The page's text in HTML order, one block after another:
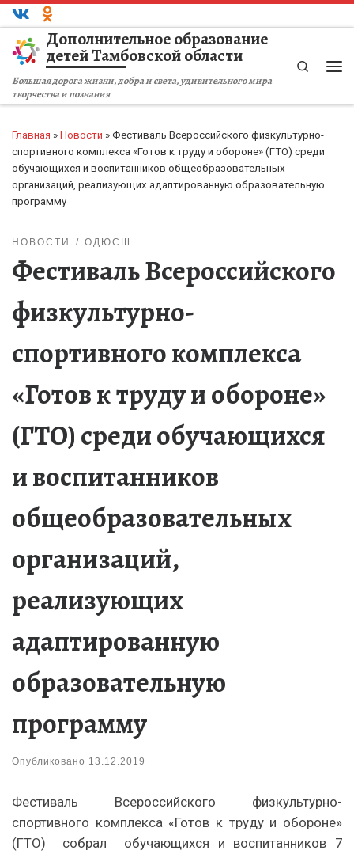
Перейти к содержимому
Дополнительное образование
детей Тамбовской области
Большая дорога жизни, добра и света, удивительного мира
творчества и познания
Search
Главная » Новости » Фестиваль Всероссийского физкультурно-
спортивного комплекса «Готов к труду и обороне» (ГТО) среди
обучающихся и воспитанников общеобразовательных
организаций, реализующих адаптированную образовательную
программу
НОВОСТИ ОДЮСШ
Фестиваль Всероссийского
физкультурно-
спортивного комплекса
«Готов к труду и обороне»
(ГТО) среди обучающихся
и воспитанников
общеобразовательных
организаций,
реализующих
адаптированную
образовательную
программу
Опубликовано 13.12.2019
Фестиваль Всероссийского физкультурно-
спортивного комплекса «Готов к труду и обороне»
(ГТО) собрал обучающихся и воспитанников 7